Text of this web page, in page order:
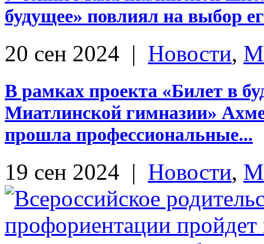
будущее» повлиял на выбор
20 сен 2024 | Новости,
В рамках проекта «Билет в
Миатлинской гимназии»
прошла профессиональные...
19 сен 2024 | Новости,